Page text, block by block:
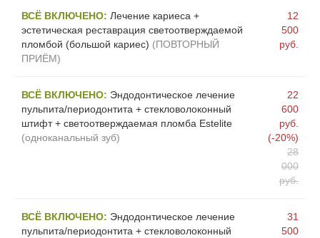
ВСЁ ВКЛЮЧЕНО: Лечение кариеса +
эстетическая реставрация светоотверждаемой
пломбой (большой кариес) (ПОВТОРНЫЙ
ПРИЁМ)
12
500
руб.
ВСЁ ВКЛЮЧЕНО: Эндодонтическое лечение
пульпита/периодонтита + стекловолоконный
штифт + светоотверждаемая пломба Estelite
(одноканальный зуб)
22
600
руб.
(-20%)
28
000
руб.
ВСЁ ВКЛЮЧЕНО: Эндодонтическое лечение
пульпита/периодонтита + стекловолоконный
31
500